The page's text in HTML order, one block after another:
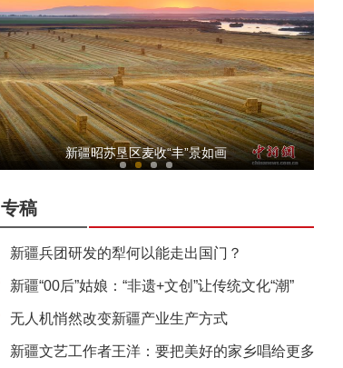
新疆石河子：打造“空中丝路”现代物流新枢
新疆昭苏垦区麦收“丰”景如画
专稿
新疆兵团研发的犁何以能走出国门？
新疆“00后”姑娘：“非遗+文创”让传统文化“潮”
无人机悄然改变新疆产业生产方式
新疆文艺工作者王洋：要把美好的家乡唱给更多